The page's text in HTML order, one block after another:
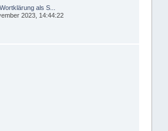
als S...
2023, 14:44:22